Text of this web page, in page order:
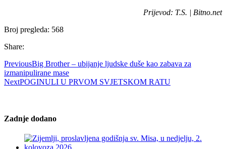
Prijevod: T.S. | Bitno.net
Broj pregleda: 568
Share:
PreviousBig Brother – ubijanje ljudske duše kao zabava za
izmanipulirane mase
NextPOGINULI U PRVOM SVJETSKOM RATU
Zadnje dodano